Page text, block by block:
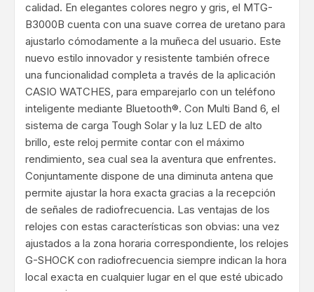
calidad. En elegantes colores negro y gris, el MTG-
B3000B cuenta con una suave correa de uretano para
ajustarlo cómodamente a la muñeca del usuario. Este
nuevo estilo innovador y resistente también ofrece
una funcionalidad completa a través de la aplicación
CASIO WATCHES, para emparejarlo con un teléfono
inteligente mediante Bluetooth®. Con Multi Band 6, el
sistema de carga Tough Solar y la luz LED de alto
brillo, este reloj permite contar con el máximo
rendimiento, sea cual sea la aventura que enfrentes.
Conjuntamente dispone de una diminuta antena que
permite ajustar la hora exacta gracias a la recepción
de señales de radiofrecuencia. Las ventajas de los
relojes con estas características son obvias: una vez
ajustados a la zona horaria correspondiente, los relojes
G-SHOCK con radiofrecuencia siempre indican la hora
local exacta en cualquier lugar en el que esté ubicado